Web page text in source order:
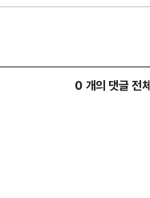
0 개의 댓글 전